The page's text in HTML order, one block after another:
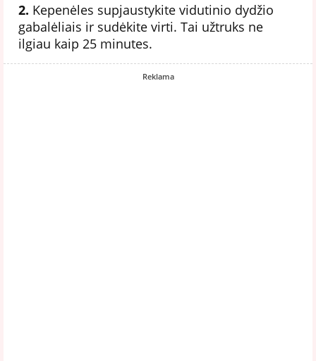
2. Kepenėles supjaustykite vidutinio dydžio
gabalėliais ir sudėkite virti. Tai užtruks ne
ilgiau kaip 25 minutes.
Reklama